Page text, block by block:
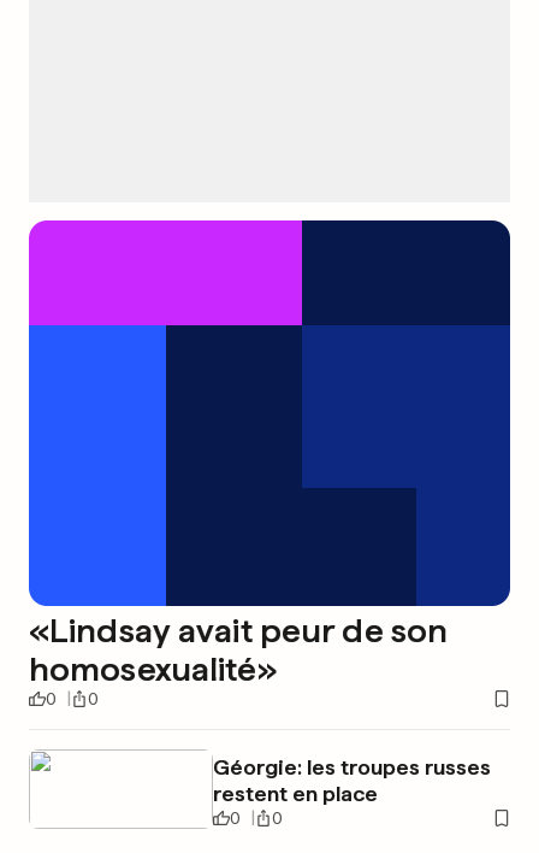
«Lindsay avait peur de son
homosexualité»
0 0
Géorgie: les troupes russes
restent en place
0 0